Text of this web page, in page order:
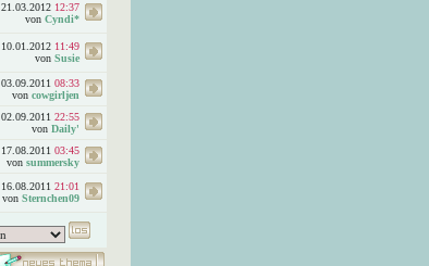
21.03.2012 12:37
von Cyndi*
10.01.2012 11:49
von Susie
03.09.2011 08:33
von cowgirljen
02.09.2011 22:55
von Daily'
17.08.2011 03:45
von summersky
16.08.2011 21:01
von Sternchen09